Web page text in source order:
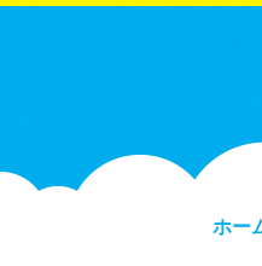
ホー